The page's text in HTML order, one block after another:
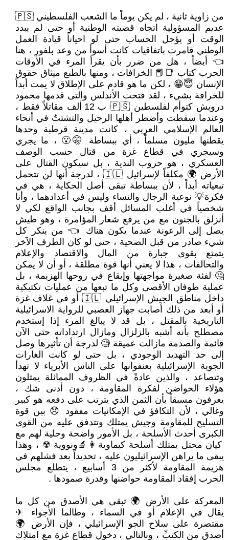
من زاوية ثانية ، لم يكن يوماً ما الشعب الفلسطيني 🇵🇸
عديم المسؤولية اتجاه قضيته الوطنية أو حتى لم يبدد
الوقت أو يؤجل الحساب حتى لو احياناً قيادة العمل
الوطني قامرت باتفاقيات كانت أسوأ من وعد بلفور ، هنا
👈 أيضاً ، هل من ضرر بأن يقرأ المرء في الأوقات
الحرب كتاب 📑📕 الخرافات ، ومنها بالطبع ميثاق حقوق
الإنسان 😇😁 ، لكن ما هو قادم على الإطلاق لا يمت أبداً
للخرافة بشيء ، لقد فتحت الأندلس والتى قدمها محمود
درويش كتوأم لفلسطين 🇵🇸 ب 12 ألف مقاتلاً فقط ،
وعندما سقطت وأضطر أهلها الرحيل والتشتتُ في أنحاء
العالم الإسلامي العربي ، كانت مدينة قرطبة وحدها
يقطنها مليون مسلماً ، أي ببساطة 🤫😮 ، ما يجري
وسيجري في قطاع غزة من قتال حسب الوصف
العسكري ، هو حروب الندية ، بل سيكون القتال على
الأرض 🌍 مكلفاً لإسرائيل 🇮🇱 ، لدرجة أنها لن تتحمل
تبعياته أبداً ، لأن ببساطة تبقى أصل الحكاية ، هي في
فكرة💡 نوعية الرجال والنساء وليس في أعدادهما ، وأنا
شخصياً في أغلب المسائل أقف بجانب الواقع لكي لا
أنزلق بالجنون مع من يرفع شعار المؤامرة ، وهو طيش
يصل إلى الرعونة عندما يكون هناك 👈 من ينكر كل
شيء صادر من قبل الضحية ، حتى لو كان الطرف الآخر
يتمتع بقوى جبارة من المال والاقتصاد والإعلام
والتحالفات ، هذا لا يعني أنها قوة مطلقة ، أو أن لا يمكن
🤔 لفئة صغيرة مواجهتها وإيقاع في روحها الهزيمة ، بل
عملية طوفان الأقصى وكل ما تبعها من عمليات تكتيكية
داخل مناطق الجيش الإسرائيلي 🇮🇱 أو في غلاف غزة
أو أبعد من ذلك أصابت جهاز العصبي للرواية الاسرائيلية
التاريخية بالمقتل ، بل قد لا يبالغ المرء إذا إستخدم
مصطلح بأنه أشبه بالزلزال ومازال ارتداداته حتى الآن
قائمة والصدمة مازالت عميقة 🧐 لدرجة أن تأثيرها وصل
إلى حد التهديد الوجودي ، بل حتى لو كانت الغارات
الجوية الإسرائيلية بعنفوانها على الناس الأبرياء لا تهدأ
وتتصاعد ، والذين عادةً في الظروف المماثلة يمثلون
هؤلاء الحواضن لفكرة المقاومة ، دون أدنى شك ،
يعرفون مسبقاً بأن الثمن الذي يترتب على دفعه هو كبير
وغالي ، لأن التكافؤ في الإمكانيات مفقود 😞 بين قوة
التسليح للمقاومة وجيش يمتلك وتتدفق عليه من القوى
الكبرى أحدث الأسلحة ، بل الأمور واضحة وجلية لهم مع
كيان محتل يمتلك أسلحة كيماوية👩‍🔬ونووية ☢ ، وهذا
يبقى ما يراهن الإسرائيليون عليه ، تحديداً بعد فشلهم في
هزيمة المقاومة لأكثر من 3 أسابيع ، يتطلع مجلس
الحرب إفقاد المقاومة حواضنها وقدرة صمودها .
المعركة على الأرض 🌍 تبقى هي الأصدق من كل ما
يقال في الإعلام أو في السماء ، وطالما الأجواء ✈
مقتصرة على سلاح الجو الإسرائيلي ، فإن الأرض 🌍
أصدق من الكتبِّ ، وبالتالي ، دخول قطاع غزة مع امتلاك